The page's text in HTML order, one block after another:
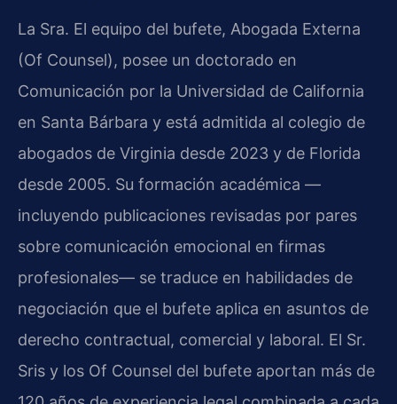
La Sra. El equipo del bufete, Abogada Externa
(Of Counsel), posee un doctorado en
Comunicación por la Universidad de California
en Santa Bárbara y está admitida al colegio de
abogados de Virginia desde 2023 y de Florida
desde 2005. Su formación académica —
incluyendo publicaciones revisadas por pares
sobre comunicación emocional en firmas
profesionales— se traduce en habilidades de
negociación que el bufete aplica en asuntos de
derecho contractual, comercial y laboral. El Sr.
Sris y los Of Counsel del bufete aportan más de